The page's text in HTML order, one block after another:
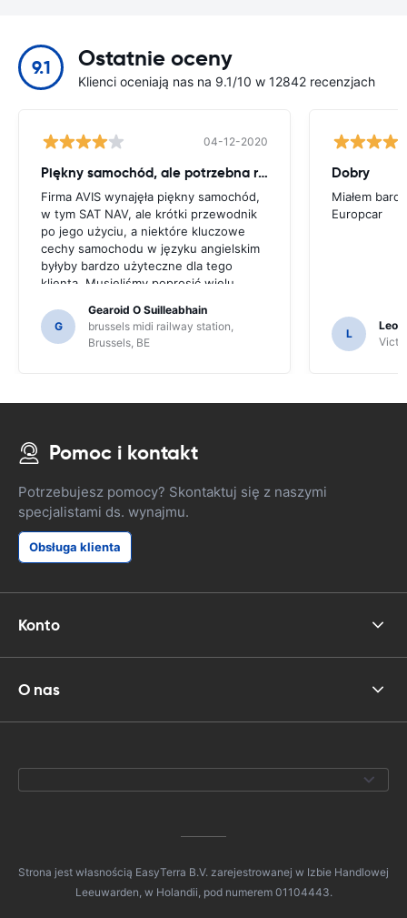
9.1 Ostatnie oceny
Klienci oceniają nas na 9.1/10 w 12842 recenzjach
04-12-2020
Piękny samochód, ale potrzebna rada
Firma AVIS wynajęła piękny samochód,
w tym SAT NAV, ale krótki przewodnik
po jego użyciu, a niektóre kluczowe
cechy samochodu w języku angielskim
byłyby bardzo użyteczne dla tego
klienta. Musieliśmy poprosić wielu
dlatego, że mogliśmy nie zorientować
się w funkcjach SAT NAV.
G
Gearoid O Suilleabhain
brussels midi railway station,
Brussels, BE
Dobry
Miałem
Europcar
L
Pomoc i kontakt
Potrzebujesz pomocy? Skontaktuj się z naszymi
specjalistami ds. wynajmu.
Obsługa klienta
Konto
O nas
Strona jest własnością EasyTerra B.V. zarejestrowanej w Izbie Handlowej
Leeuwarden, w Holandii, pod numerem 01104443.